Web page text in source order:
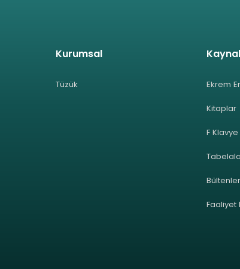
Kurumsal
Tüzük Ekrem
Kitaplar
F Klavye
Faaliyet